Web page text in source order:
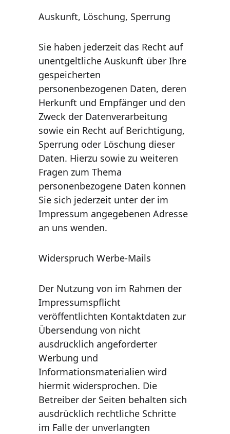
Auskunft, Löschung, Sperrung
Sie haben jederzeit das Recht auf
unentgeltliche Auskunft über Ihre
gespeicherten
personenbezogenen Daten, deren
Herkunft und Empfänger und den
Zweck der Datenverarbeitung
sowie ein Recht auf Berichtigung,
Sperrung oder Löschung dieser
Daten. Hierzu sowie zu weiteren
Fragen zum Thema
personenbezogene Daten können
Sie sich jederzeit unter der im
Impressum angegebenen Adresse
an uns wenden.
Widerspruch Werbe-Mails
Der Nutzung von im Rahmen der
Impressumspflicht
veröﬀentlichten Kontaktdaten zur
Übersendung von nicht
ausdrücklich angeforderter
Werbung und
Informationsmaterialien wird
hiermit widersprochen. Die
Betreiber der Seiten behalten sich
ausdrücklich rechtliche Schritte
im Falle der unverlangten